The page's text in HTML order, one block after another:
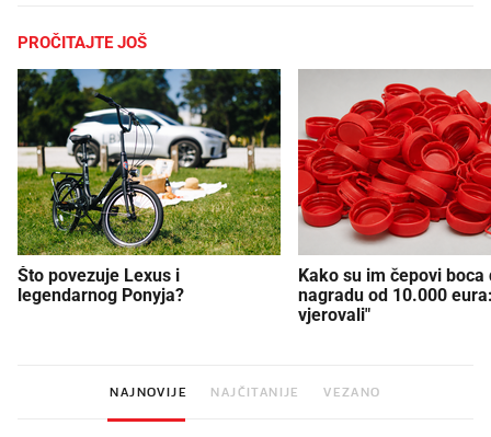
PROČITAJTE JOŠ
Što povezuje Lexus i
legendarnog Ponyja?
Kako su im čepovi boca
nagradu od 10.000
vjerovali"
NAJNOVIJE NAJČITANIJE VEZANO